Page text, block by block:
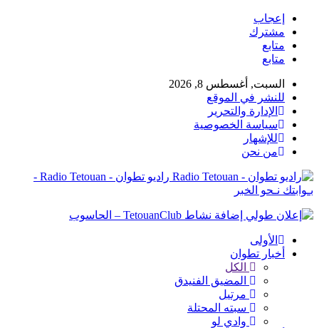
إعجاب
مشترك
متابع
متابع
السبت, أغسطس 8, 2026
للنشر في الموقع
الإدارة والتحرير
سياسة الخصوصية
للإشهار
من نحن
راديو تطوان - Radio Tetouan -
بـوابتك نـحو الخبر
الأولى
أخبار تطوان
الكل
المضيق الفنيدق
مرتيل
سبته المحتلة
وادي لو